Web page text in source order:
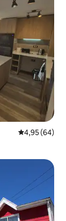
4,95 de uma
4,95 (64)